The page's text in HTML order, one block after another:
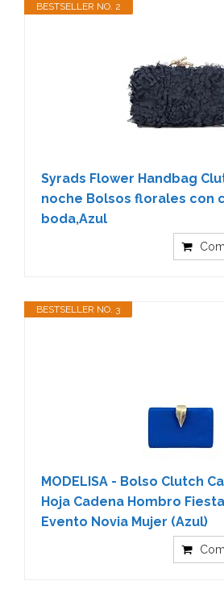
BESTSELLER NO. 2
Syrads Flower Handbag
noche Bolsos florales con
boda,Azul
BESTSELLER NO. 3
MODELISA - Bolso Clutch
Hoja Cadena Hombro
Evento Novia Mujer (Azul)